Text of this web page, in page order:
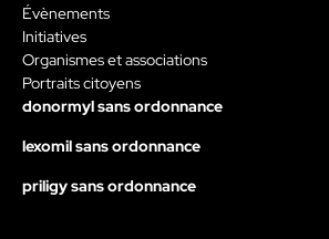
Évènements
Initiatives
Organismes et associations
Portraits citoyens
donormyl sans ordonnance
lexomil sans ordonnance
priligy sans ordonnance